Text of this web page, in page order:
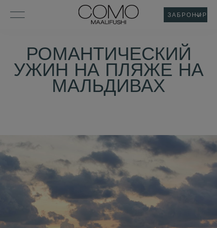
РОМАНТИЧЕСКИЙ
УЖИН НА ПЛЯЖЕ НА
МАЛЬДИВАХ